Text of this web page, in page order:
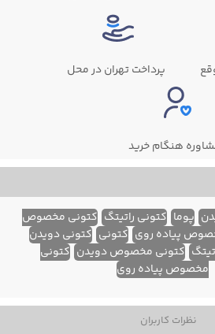
پرداخت تهران در محل
هنگام خرید
پوما کتونی راتیتگ کتونی مخصوص
پیاده روی کتونی کتونی دویدن
کتونی مخصوص دویدن کتونی
مخصوص پیاده روی
نظرات کاربران